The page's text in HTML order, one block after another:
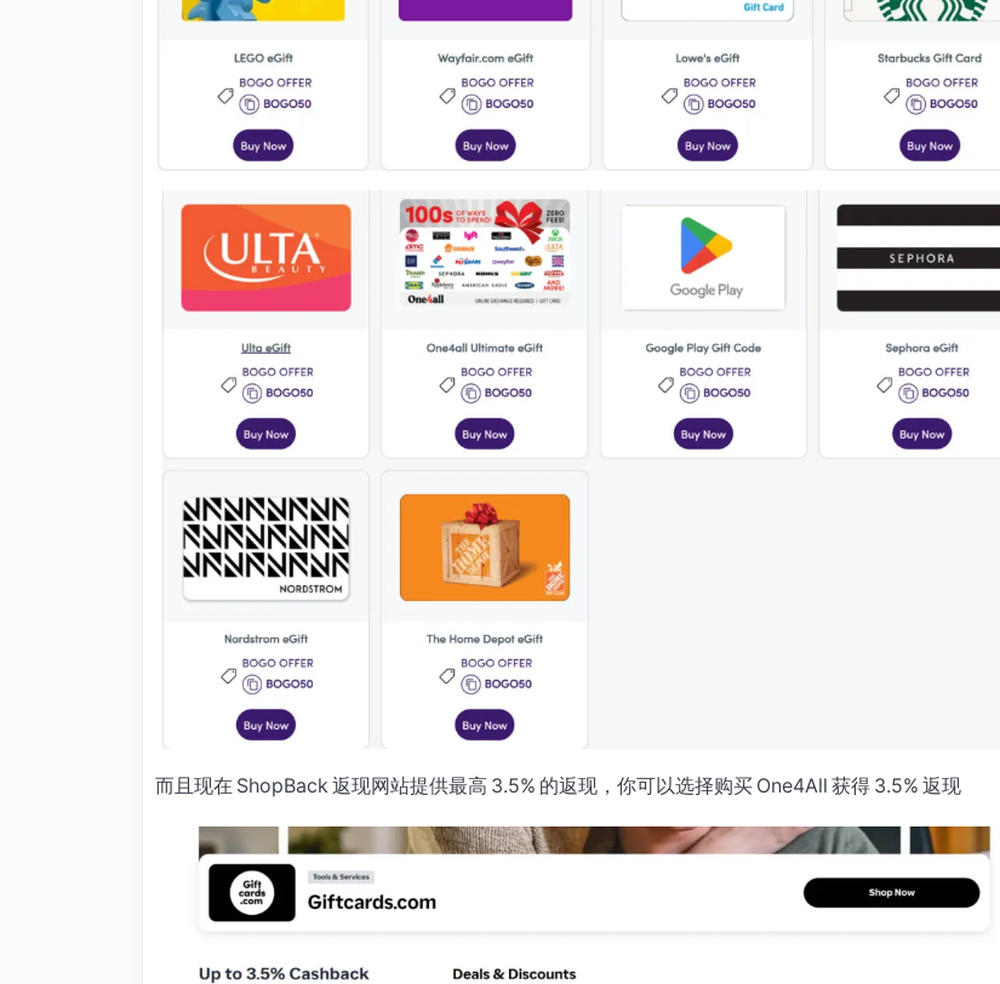
而且现在 ShopBack 返现网站提供最高 3.5% 的返现，你可以选择购买 One4All 获得 3.5% 返现